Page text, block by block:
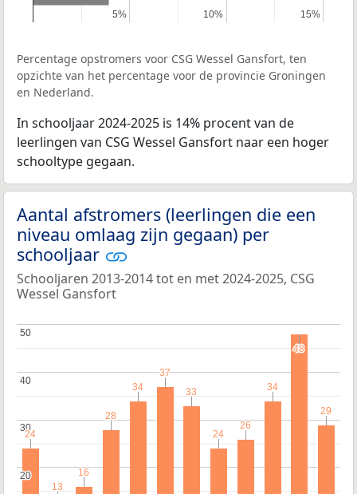
5%
5% 10%
10% 15%
15%
Percentage opstromers voor CSG Wessel Gansfort, ten
opzichte van het percentage voor de provincie Groningen
en Nederland.
In schooljaar 2024-2025 is 14% procent van de
leerlingen van CSG Wessel Gansfort naar een hoger
schooltype gegaan.
Aantal afstromers (leerlingen die een
niveau omlaag zijn gegaan) per
schooljaar
Schooljaren 2013-2014 tot en met 2024-2025, CSG
Wessel Gansfort
20
20
30
30
40
40
50
50
24
24
13
13
16
16
28
28
34
34
37
37
33
33
24
24
26
26
34
34
48
48
29
29